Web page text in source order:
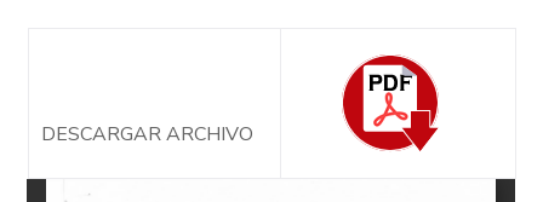
DESCARGAR ARCHIVO